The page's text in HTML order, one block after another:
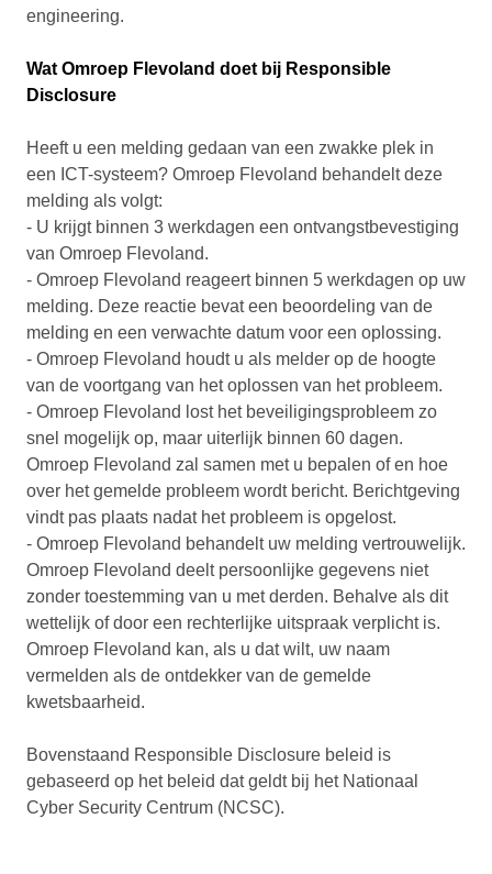
engineering.
Wat Omroep Flevoland doet bij Responsible
Disclosure
Heeft u een melding gedaan van een zwakke plek in
een ICT-systeem? Omroep Flevoland behandelt deze
melding als volgt:
- U krijgt binnen 3 werkdagen een ontvangstbevestiging
van Omroep Flevoland.
- Omroep Flevoland reageert binnen 5 werkdagen op uw
melding. Deze reactie bevat een beoordeling van de
melding en een verwachte datum voor een oplossing.
- Omroep Flevoland houdt u als melder op de hoogte
van de voortgang van het oplossen van het probleem.
- Omroep Flevoland lost het beveiligingsprobleem zo
snel mogelijk op, maar uiterlijk binnen 60 dagen.
Omroep Flevoland zal samen met u bepalen of en hoe
over het gemelde probleem wordt bericht. Berichtgeving
vindt pas plaats nadat het probleem is opgelost.
- Omroep Flevoland behandelt uw melding vertrouwelijk.
Omroep Flevoland deelt persoonlijke gegevens niet
zonder toestemming van u met derden. Behalve als dit
wettelijk of door een rechterlijke uitspraak verplicht is.
Omroep Flevoland kan, als u dat wilt, uw naam
vermelden als de ontdekker van de gemelde
kwetsbaarheid.
Bovenstaand Responsible Disclosure beleid is
gebaseerd op het beleid dat geldt bij het Nationaal
Cyber Security Centrum (NCSC).